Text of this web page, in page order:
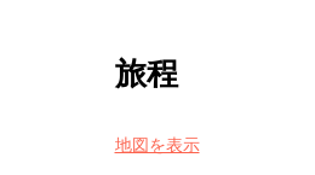
旅程
地図を表示